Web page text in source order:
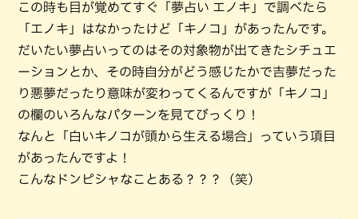
この時も目が覚めてすぐ「夢占い エノキ」で調べたら
「エノキ」はなかったけど「キノコ」があったんです。
だいたい夢占いってのはその対象物が出てきたシチュエ
ーションとか、その時自分がどう感じたかで吉夢だった
り悪夢だったり意味が変わってくるんですが「キノコ」
の欄のいろんなパターンを見てびっくり！
なんと「白いキノコが頭から生える場合」っていう項目
があったんですよ！
こんなドンピシャなことある？？？（笑）